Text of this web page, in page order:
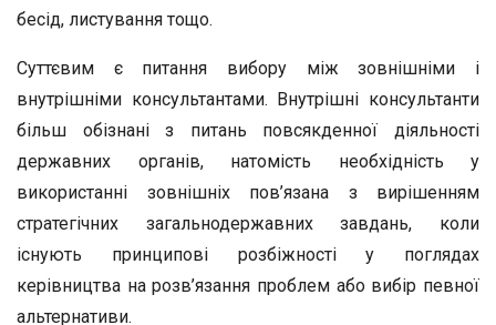
бесід, листування тощо.
Суттєвим є питання вибору між зовнішніми і
внутрішніми консультантами. Внутрішні консультанти
більш обізнані з питань повсякденної діяльності
державних органів, натомість необхідність у
використанні зовнішніх пов’язана з вирішенням
стратегічних загальнодержавних завдань, коли
існують принципові розбіжності у поглядах
керівництва на розв’язання проблем або вибір певної
альтернативи.